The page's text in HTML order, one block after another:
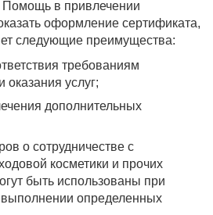
Помощь в привлечении
оформление сертификата,
следующие преимущества:
требованиям
оказания услуг;
дополнительных
о сотрудничестве с
косметики и прочих
быть использованы при
определенных